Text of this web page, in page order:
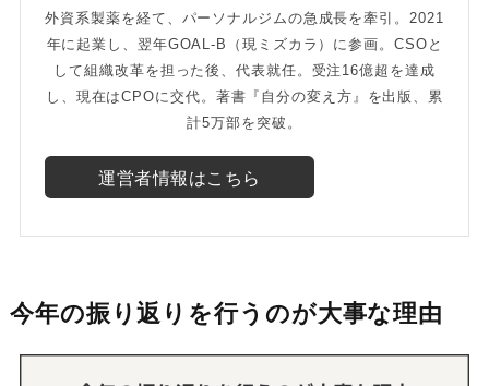
外資系製薬を経て、パーソナルジムの急成長を牽引。2021
年に起業し、翌年GOAL-B（現ミズカラ）に参画。CSOと
して組織改革を担った後、代表就任。受注16億超を達成
し、現在はCPOに交代。著書『自分の変え方』を出版、累
計5万部を突破。
運営者情報はこちら
今年の振り返りを行うのが大事な理由